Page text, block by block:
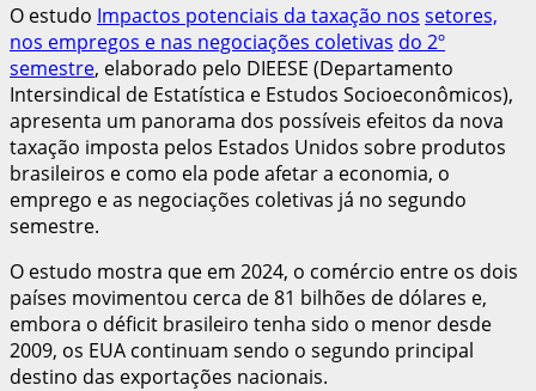
O estudo Impactos potenciais da taxação nos setores,
nos empregos e nas negociações coletivas do 2º
semestre, elaborado pelo DIEESE (Departamento
Intersindical de Estatística e Estudos Socioeconômicos),
apresenta um panorama dos possíveis efeitos da nova
taxação imposta pelos Estados Unidos sobre produtos
brasileiros e como ela pode afetar a economia, o
emprego e as negociações coletivas já no segundo
semestre.
O estudo mostra que em 2024, o comércio entre os dois
países movimentou cerca de 81 bilhões de dólares e,
embora o déficit brasileiro tenha sido o menor desde
2009, os EUA continuam sendo o segundo principal
destino das exportações nacionais.